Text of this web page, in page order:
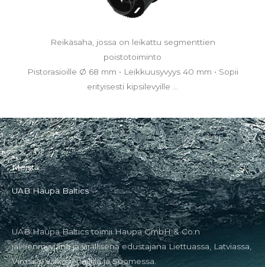
Reikäsaha, jossa on leikattu segmenttien
poistotoiminto
Pistorasioille Ø 68 mm • Leikkuusyvyys 40 mm • Sopii
erityisesti kipsilevyille ...
Meistä
UAB Haupa Baltics
UAB Haupa Baltics toimii Haupa GmbH & Co:n
jälleenmyyjänä ja virallisena edustajana Liettuassa, Latviassa,
Virossa, Valkovenäjällä ja Suomessa.